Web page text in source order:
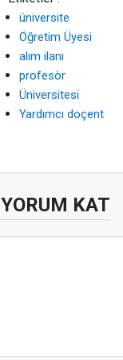
üniversite
Öğretim Üyesi
alım ilanı
profesör
Üniversitesi
Yardımcı doçent
YORUM KAT